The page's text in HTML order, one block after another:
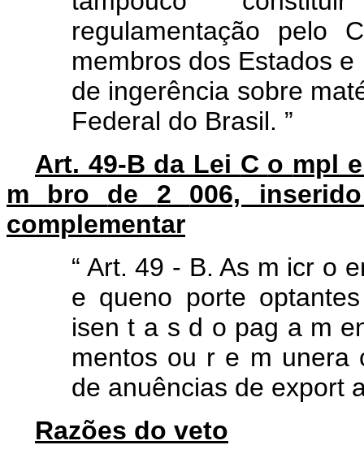
regulamentação pelo
membros dos Estados
de ingerência sobre
Federal do Brasil. ”
Art. 49-B da Lei C o mpl
m bro de 2 006,
complementar
“ Art.49 - B.As m icr o
e queno porte
isent a s d o pag a m
mentos ou r e m unera
de anuências de export
Razões do veto